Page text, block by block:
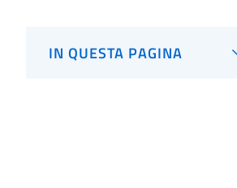
IN QUESTA PAGINA